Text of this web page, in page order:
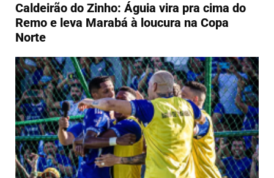
Caldeirão do Zinho: Águia vira pra cima do
Remo e leva Marabá à loucura na Copa
Norte